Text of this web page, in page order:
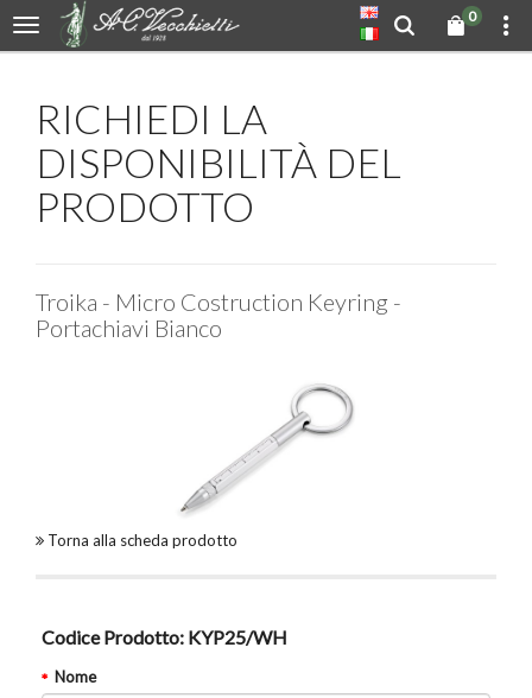
0
RICHIEDI LA
DISPONIBILITÀ DEL
PRODOTTO
Troika - Micro Costruction Keyring -
Portachiavi Bianco
Torna alla scheda prodotto
Codice Prodotto: KYP25/WH
Nome